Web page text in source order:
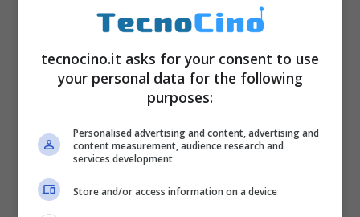
PROCESSORE E
MEMORIA
tecnocino.it asks for your consent to use
your personal data for the following
purposes:
Personalised advertising and content, advertising and
content measurement, audience research and
services development
Store and/or access information on a device